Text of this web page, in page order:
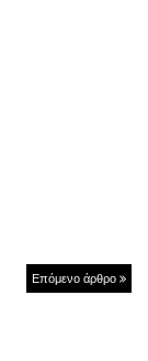
Επόμενο άρθρο